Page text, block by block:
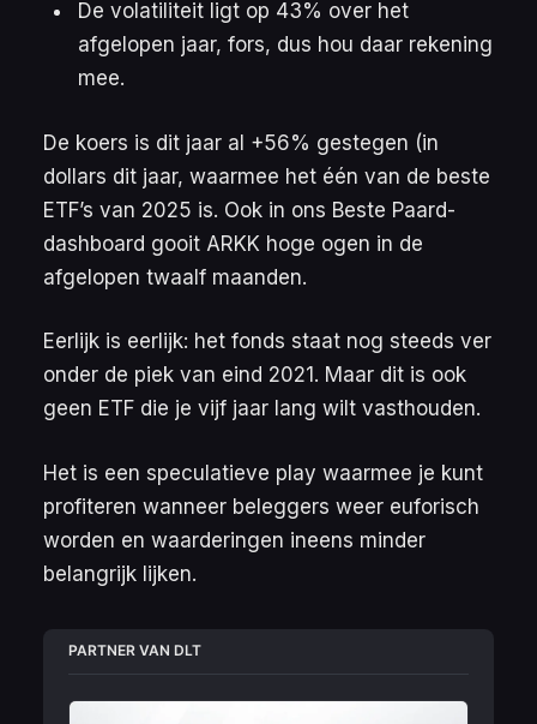
De volatiliteit ligt op 43% over het
afgelopen jaar, fors, dus hou daar rekening
mee.
De koers is dit jaar al +56% gestegen (in
dollars dit jaar, waarmee het één van de beste
ETF’s van 2025 is. Ook in ons Beste Paard-
dashboard gooit ARKK hoge ogen in de
afgelopen twaalf maanden.
Eerlijk is eerlijk: het fonds staat nog steeds ver
onder de piek van eind 2021. Maar dit is ook
geen ETF die je vijf jaar lang wilt vasthouden.
Het is een speculatieve play waarmee je kunt
profiteren wanneer beleggers weer euforisch
worden en waarderingen ineens minder
belangrijk lijken.
PARTNER VAN DLT